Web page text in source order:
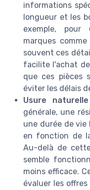
informations
longueur et les
exemple, pour
marques
souvent ces
facilite l'achat
que ces pièces
éviter les délais
Usure
générale, une
une durée de vie
en fonction de
Au-delà de
semble
moins efficace.
évaluer les